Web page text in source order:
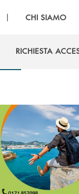
| CHI SIAMO
RICHIESTA